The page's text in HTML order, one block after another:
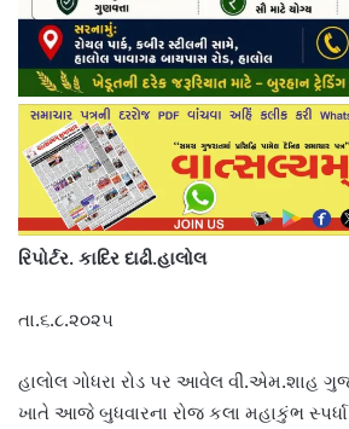
રિપોર્ટર. કાદિર દાઢી.હાલોલ
તા.૬.૮.૨૦૨૫
હાલોલ ગોધરા રોડ પર આવેલ વી.એમ.શાહ
ખાતે આજે બુધવારના રોજ કલા મહાકુંભ સ્પર્ધા